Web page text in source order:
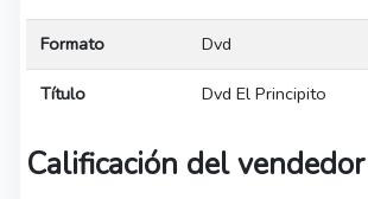
Formato Dvd
Título Dvd El Principito
Calificación del vendedor